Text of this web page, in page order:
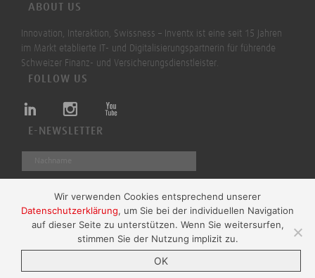
ABOUT US
Innovation, Interaktion, Swissness – Inventx ist eine seit 15 Jahren
im Markt etablierte IT- und Digitalisierungspartnerin für führende
Schweizer Finanz- und Versicherungsdienstleister.
FOLLOW US
E-NEWSLETTER
Absenden
Wir verwenden Cookies entsprechend unserer
Datenschutzerklärung, um Sie bei der individuellen Navigation
auf dieser Seite zu unterstützen. Wenn Sie weitersurfen,
stimmen Sie der Nutzung implizit zu.
OK